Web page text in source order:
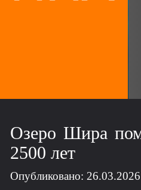
Озеро Шира
2500 лет
Опубликовано: